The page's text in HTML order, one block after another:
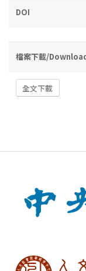
DOI
檔案下載/
全文下載